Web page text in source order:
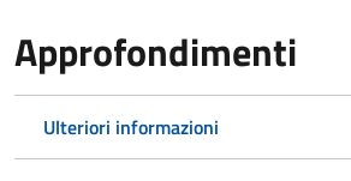
Approfondimenti
Ulteriori informazioni